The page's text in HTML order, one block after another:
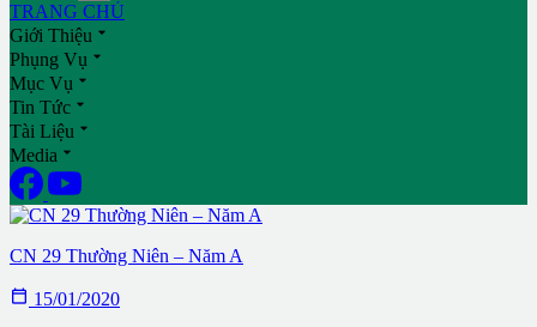
TRANG CHỦ
Giới Thiệu 
Phụng Vụ 
Mục Vụ 
Tin Tức 
Tài Liệu 
Media 
CN 29 Thường Niên – Năm A
 15/01/2020